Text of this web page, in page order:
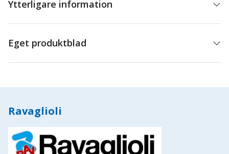
Ytterligare information
Eget produktblad
Ravaglioli